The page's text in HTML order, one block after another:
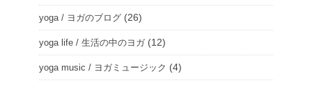
yoga / ヨガのブログ (26)
yoga life / 生活の中のヨガ(12)
yoga music / ヨガミュージック (4)